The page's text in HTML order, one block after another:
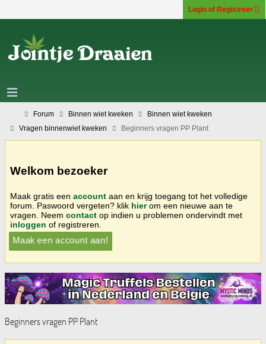
Login of Registreer
Forum Binnen wiet kweken
Binnen wiet kweken
Vragen binnenwiet kweken
Beginners vragen PP Plant
Welkom bezoeker
Maak gratis een account aan en krijg toegang tot het volledige
forum. Paswoord vergeten? klik hierom een nieuwe aan te
vragen. Neem contact op indien u problemen ondervindt met
inloggen of registreren.
Maak een account aan!
Beginners vragen PP Plant